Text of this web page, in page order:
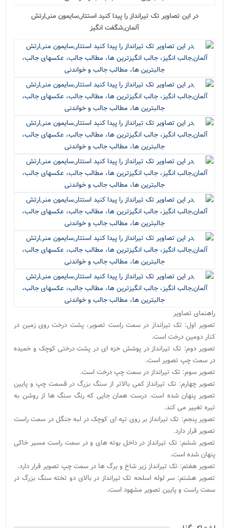
در این تصاویر تک تیرانداز را پیدا کنید استتار,سایمون منر,ارتش
آلمان,شگفت انگیز
راهنمای تصاویر
تصویر اول: تک تیرانداز در سمت راست تصویر، پشت درخت روی زمین در
کنار دومین درخت است.
تصویر دوم: تک تیرانداز در پوشش خزه ای در پشت درختی کوچک و خمیده
در سمت چپ تصویر است.
تصویر سوم: تک تیرانداز در سمت چپ درخت است.
تصویر چهارم: تک تیرانداز کمی بالاتر از سنگ بزرگ در قسمت چپ و پایین
تصویر پنهان شده است. درست همان جایی که رنگ سنگ ها از روشن به
تیره تغییر می کند.
تصویر پنجم: تک تیرانداز بر روی تپه ای کوچک در لبه جنگل در سمت راست
تصویر قرار دارد.
تصویر ششم: تک تیرانداز در داخل بوته های و در سمت راست مسیر خاکی
پنهان شده است.
تصویر هفتم: تک تیرانداز زیر شاخ و برگ ها در سمت چپ تصویر قرار دارد.
تصویر هشتم: سر لوله اسلحه تک تیرانداز در بالای دو تخته سنگ بزرگ در
سمت راست و پایین تصویر مشهود است.